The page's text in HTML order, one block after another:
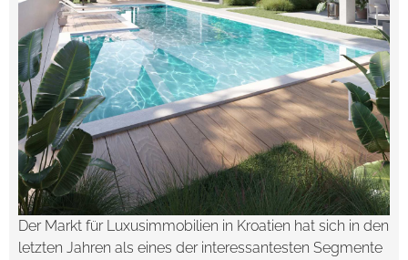
Der Markt für Luxusimmobilien in Kroatien hat sich in den
letzten Jahren als eines der interessantesten Segmente